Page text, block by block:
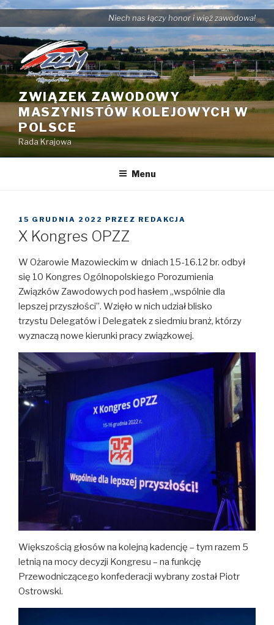
Przejdź
treści
Niech nas łączy honor i więź zawodowa!
ZWIĄZEK ZAWODOWY
MASZYNISTÓW KOLEJOWYCH W
POLSCE
Rada Krajowa
Menu
OPUBLIKOWANE
W
15 GRUDNIA 2022 PRZEZ REDAKCJA
X Kongres OPZZ
W Ożarowie Mazowieckim w dniach 15-16.12 br. odbył
się 10 Kongres Ogólnopolskiego Porozumienia
Związków Zawodowych pod hasłem „wspólnie dla
lepszej przyszłości”. Wzięło w nich udział blisko
trzystu Delegatów i Delegatek z siedmiu branż, którzy
wyznaczą nowe kierunki pracy związkowej.
Większością głosów na kolejną kadencję – tym razem 5
letnią na mocy decyzji Kongresu – na funkcję
Przewodniczącego konfederacji wybrany został Piotr
Ostrowski.